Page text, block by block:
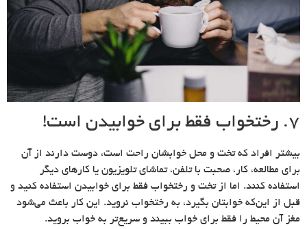
۷. رختخواب فقط برای خوابیدن است!
بیشتر افراد که تخت و محل خوابشان راحت است، دوست دارند از آن
برای مطالعه، کار، صحبت با تلفن، تماشای تلویزیون یا کارهای دیگر
استفاده کنند. اما از تخت و رختخواب فقط برای خوابیدن استفاده کنید و
قبل از این‌که خوابتان بگیرد،‌ به رختخواب نروید. این کار باعث می‌شود
مغز آن محیط را فقط برای خواب ببیند و سریع‌تر به خواب بروید.